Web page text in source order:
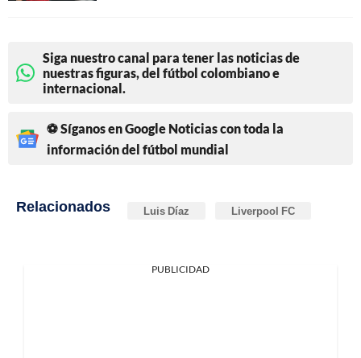
Siga nuestro canal para tener las noticias de
nuestras figuras, del fútbol colombiano e
internacional.
⚽ Síganos en Google Noticias con toda la
información del fútbol mundial
Relacionados Luis Díaz Liverpool FC
PUBLICIDAD